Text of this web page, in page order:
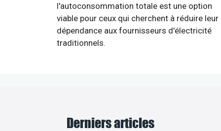
l'autoconsommation totale est une option
viable pour ceux qui cherchent à réduire leur
dépendance aux fournisseurs d'électricité
traditionnels.
Derniers articles